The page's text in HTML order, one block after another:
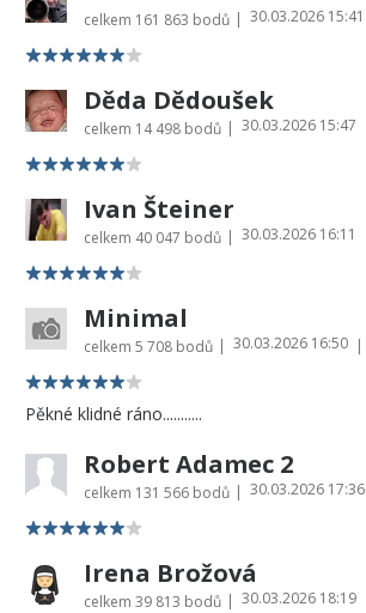
celkem 161 863 bodů | 30.03.2026 15:41
Děda Dědoušek
celkem 14 498 bodů | 30.03.2026 15:47
Ivan Šteiner
celkem 40 047 bodů | 30.03.2026 16:11
Minimal
celkem 5 708 bodů | 30.03.2026 16:50 |
Pěkné klidné ráno...........
Robert Adamec 2
celkem 131 566 bodů | 30.03.2026 17:36
Irena Brožová
celkem 39 813 bodů | 30.03.2026 18:19